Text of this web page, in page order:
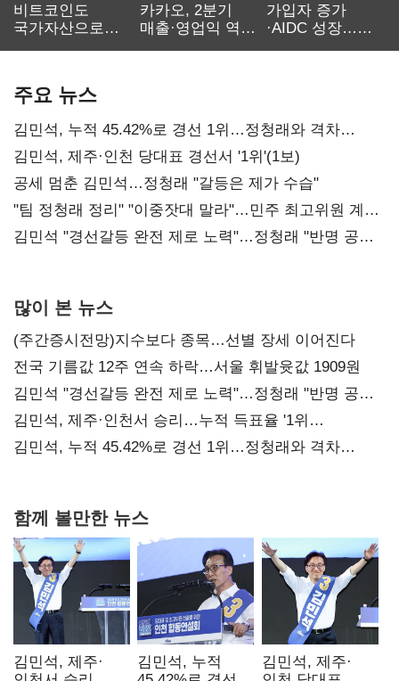
비트코인도
국가자산으로…'
카카오, 2분기
매출·영업익 역대
가입자 증가
·AIDC 성장…
주요 뉴스
김민석, 누적 45.42%로 경선 1위…정청래와 격차
0.86%p(2보)
김민석, 제주·인천 당대표 경선서 '1위'(1보)
공세 멈춘 김민석…정청래 "갈등은 제가 수습"
"팀 정청래 정리" "이중잣대 말라"…민주 최고위원 계파
다툼 격화
김민석 "경선갈등 완전 제로 노력"…정청래 "반명 공세
많이 본 뉴스
(주간증시전망)지수보다 종목…선별 장세 이어진다
전국 기름값 12주 연속 하락…서울 휘발윳값 1909원
김민석 "경선갈등 완전 제로 노력"…정청래 "반명 공세
사과부터"
김민석, 제주·인천서 승리…누적 득표율 '1위
탈환'(종합)
김민석, 누적 45.42%로 경선 1위…정청래와 격차
함께 볼만한 뉴스
김민석, 제주·
김민석, 누적
김민석, 제주·